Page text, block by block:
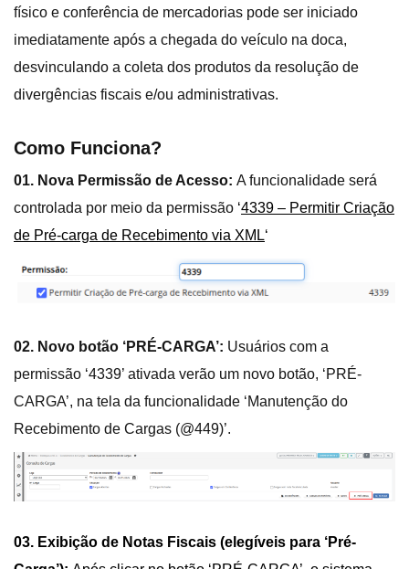
físico e conferência de mercadorias pode ser iniciado
imediatamente após a chegada do veículo na doca,
desvinculando a coleta dos produtos da resolução de
divergências fiscais e/ou administrativas.
Como Funciona?
01. Nova Permissão de Acesso: A funcionalidade será
controlada por meio da permissão ‘4339 – Permitir Criação
de Pré-carga de Recebimento via XML‘
02. Novo botão ‘PRÉ-CARGA’: Usuários com a
permissão ‘4339’ ativada verão um novo botão, ‘PRÉ-
CARGA’, na tela da funcionalidade ‘Manutenção do
Recebimento de Cargas (@449)’.
03. Exibição de Notas Fiscais (elegíveis para ‘Pré-